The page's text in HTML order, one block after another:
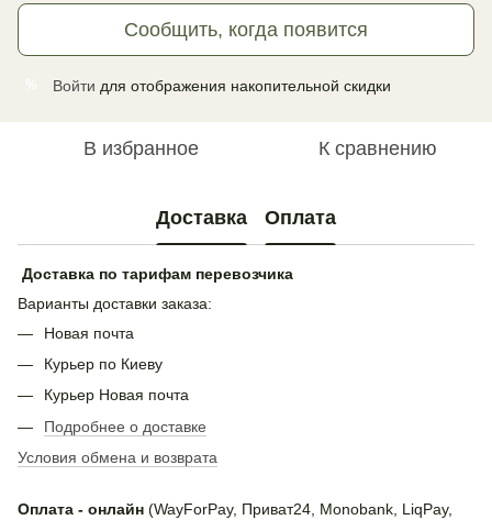
Сообщить, когда появится
Войти для отображения накопительной скидки
В избранное К сравнению
Доставка Оплата
Доставка по тарифам перевозчика
Варианты доставки заказа:
Новая почта
Курьер по Киеву
Курьер Новая почта
Подробнее о доставке
Условия обмена и возврата
Оплата - онлайн (WayForPay, Приват24, Monobank, LiqPay,